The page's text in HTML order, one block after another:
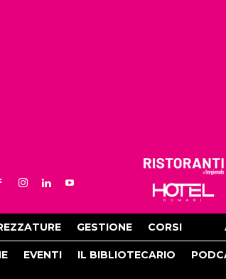
GESTIONE CORSI
EVENTI IL BIBLIOTECARIO